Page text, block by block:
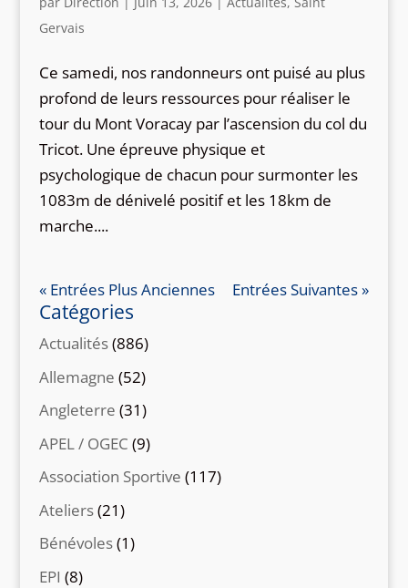
Gervais
Ce samedi, nos randonneurs ont puisé au plus
profond de leurs ressources pour réaliser le
tour du Mont Voracay par l’ascension du col du
Tricot. Une épreuve physique et
psychologique de chacun pour surmonter les
1083m de dénivelé positif et les 18km de
marche....
« Entrées Plus Anciennes Entrées Suivantes »
Catégories
Actualités(886)
Allemagne (52)
Angleterre (31)
APEL / OGEC (9)
Association Sportive (117)
Ateliers(21)
Bénévoles(1)
EPI (8)